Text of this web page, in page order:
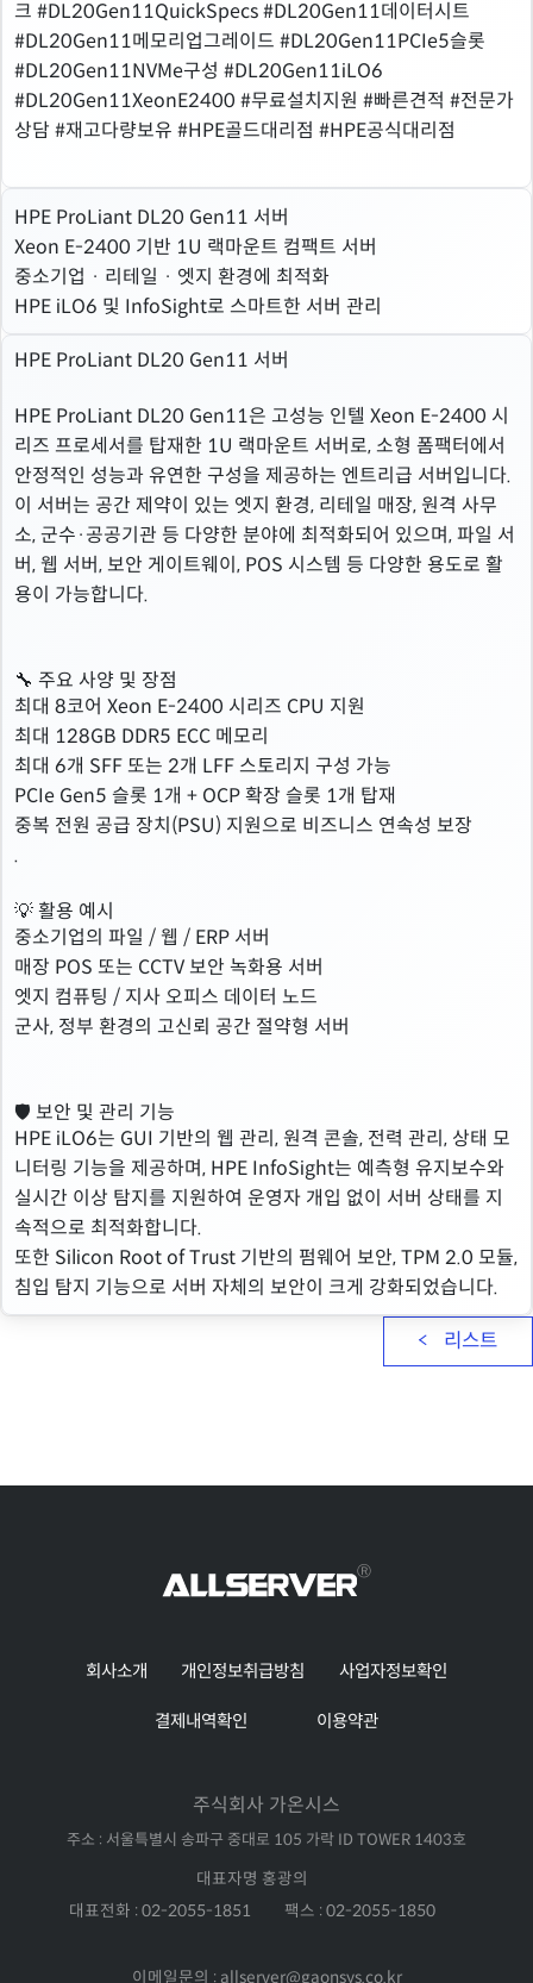
크 #DL20Gen11QuickSpecs #DL20Gen11데이터시트
#DL20Gen11메모리업그레이드 #DL20Gen11PCIe5슬롯
#DL20Gen11NVMe구성 #DL20Gen11iLO6
#DL20Gen11XeonE2400 #무료설치지원 #빠른견적 #전문가
상담 #재고다량보유 #HPE골드대리점 #HPE공식대리점
HPE ProLiant DL20 Gen11 서버
Xeon E-2400 기반 1U 랙마운트 컴팩트 서버
중소기업 · 리테일 · 엣지 환경에 최적화
HPE iLO6 및 InfoSight로 스마트한 서버 관리
HPE ProLiant DL20 Gen11 서버
HPE ProLiant DL20 Gen11은 고성능 인텔 Xeon E-2400 시
리즈 프로세서를 탑재한 1U 랙마운트 서버로, 소형 폼팩터에서
안정적인 성능과 유연한 구성을 제공하는 엔트리급 서버입니다.
이 서버는 공간 제약이 있는 엣지 환경, 리테일 매장, 원격 사무
소, 군수·공공기관 등 다양한 분야에 최적화되어 있으며, 파일 서
버, 웹 서버, 보안 게이트웨이, POS 시스템 등 다양한 용도로 활
용이 가능합니다.
🔧 주요 사양 및 장점
최대 8코어 Xeon E-2400 시리즈 CPU 지원
최대 128GB DDR5 ECC 메모리
최대 6개 SFF 또는 2개 LFF 스토리지 구성 가능
PCIe Gen5 슬롯 1개 + OCP 확장 슬롯 1개 탑재
중복 전원 공급 장치(PSU) 지원으로 비즈니스 연속성 보장
.
💡 활용 예시
중소기업의 파일 / 웹 / ERP 서버
매장 POS 또는 CCTV 보안 녹화용 서버
엣지 컴퓨팅 / 지사 오피스 데이터 노드
군사, 정부 환경의 고신뢰 공간 절약형 서버
🛡 보안 및 관리 기능
HPE iLO6는 GUI 기반의 웹 관리, 원격 콘솔, 전력 관리, 상태 모
니터링 기능을 제공하며, HPE InfoSight는 예측형 유지보수와
실시간 이상 탐지를 지원하여 운영자 개입 없이 서버 상태를 지
속적으로 최적화합니다.
또한 Silicon Root of Trust 기반의 펌웨어 보안, TPM 2.0 모듈,
침입 탐지 기능으로 서버 자체의 보안이 크게 강화되었습니다.
리스트
회사소개 개인정보취급방침 사업자정보확인
결제내역확인 이용약관
주식회사 가온시스
주소 : 서울특별시 송파구 중대로 105 가락 ID TOWER 1403호
대표자명 홍광의
대표전화 : 02-2055-1851
팩스 : 02-2055-1850
이메일문의 : allserver@gaonsys.co.kr